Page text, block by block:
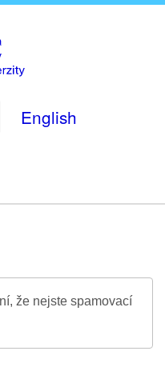
English
že nejste spamovací